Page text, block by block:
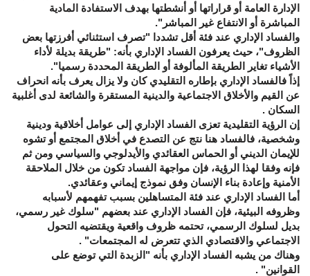
الإدارة العامة أو قراراتها أو أنشطتها بهدف الاستفادة المادية
المباشرة أو الانتفاع غير المباشر".
والفساد الإداري عند فئة أقل تشددا "تصرف استثنائي أفرزتها بعض
الظروف"، حيث يعرفون الفساد الإداري بأنه: "طريقة بديلة لأداء
الأشياء تغاير الطريقة المألوفة أو الطريقة المحددة رسميا".
إذاً فالفساد الإداري بإطاره التقليدي كان ولا يزال يعرف بأنه انحراف
عن القيم والأخلاق الاجتماعية والدينية المستقرة والشائعة لدى أغلبية
السكان .
إن الرؤية التقليدية تعزى الفساد الإداري إلى عوامل أخلاقية ودينية
وشخصية، فالفساد هنا نتج عن التصدع في أخلاق المجتمع أو تشوه
للإيمان الديني أو الحماس العقائدي والأيدلوجي والسياسي ومن ثم
فإنه وفقا لهذا الرؤية، فإن مواجهة الفساد تكون من خلال الملاحقة
الأمنية وإعادة بناء الإنسان وفق نموذج إيماني وعقائدي.
أما الفساد الإداري عند فئة المتساهلين بسبب تفهمهم لأسبابه
وظروفه البيئية، فإن الفساد الإداري عند بعضهم "سلوك غير رسمي،
بديل لسلوك الرسمي، تحتمه ظروف واقعية ويقتضيه التحول
الاجتماعي والاقتصادي الذي تتعرض له المجتمعات" .
وهناك من يشبه الفساد الإداري بأنه "الزبدة التي توضع على
القوانين" .